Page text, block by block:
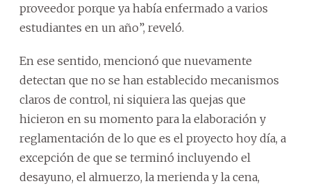
proveedor porque ya había enfermado a varios
estudiantes en un año”, reveló.
En ese sentido, mencionó que nuevamente
detectan que no se han establecido mecanismos
claros de control, ni siquiera las quejas que
hicieron en su momento para la elaboración y
reglamentación de lo que es el proyecto hoy día, a
excepción de que se terminó incluyendo el
desayuno, el almuerzo, la merienda y la cena,